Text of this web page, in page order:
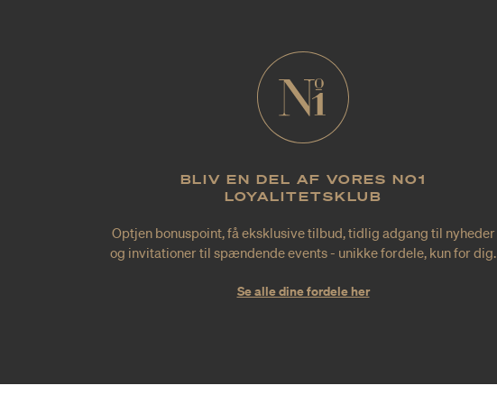
BLIV EN DEL AF VORES NO1
LOYALITETSKLUB
Optjen bonuspoint, få eksklusive tilbud, tidlig adgang til nyheder
og invitationer til spændende events - unikke fordele, kun for dig.
Se alle dine fordele her